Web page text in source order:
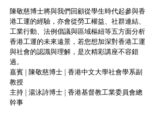
陳敬慈博士將與我們回顧從學生時代起參與香
港工運的經驗，亦會從勞工權益、社群連結、
工業行動、法例倡議與區域樞紐等五方面分析
香港工運的未來遠景，若您想加深對香港工運
與社會的認識與理解，是次精彩講座不容錯
過。
嘉賓 | 陳敬慈博士 | 香港中文大學社會學系副
教授
主持 | 湯泳詩博士 | 香港基督教工業委員會總
幹事